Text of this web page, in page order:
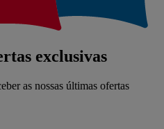
exclusivas
as nossas últimas ofertas